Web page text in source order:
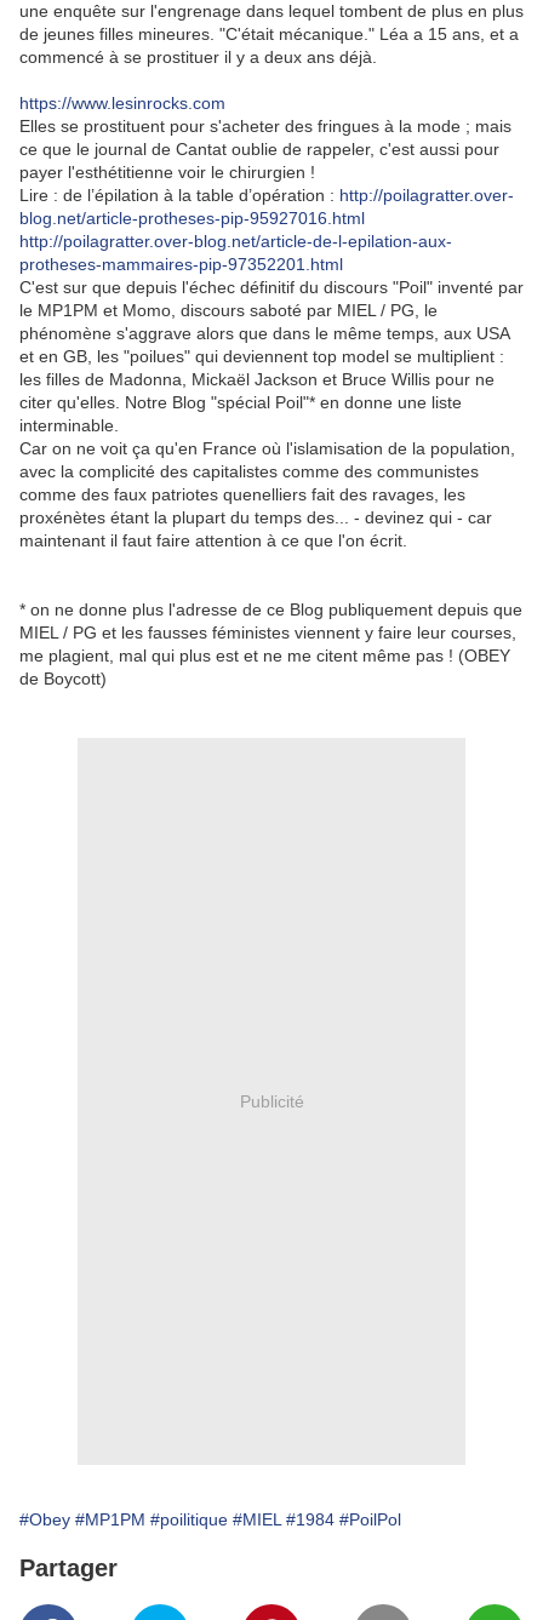
une enquête sur l'engrenage dans lequel tombent de plus en plus
de jeunes filles mineures. "C'était mécanique." Léa a 15 ans, et a
commencé à se prostituer il y a deux ans déjà.
https://www.lesinrocks.com
Elles se prostituent pour s'acheter des fringues à la mode ; mais
ce que le journal de Cantat oublie de rappeler, c'est aussi pour
payer l'esthétitienne voir le chirurgien !
Lire : de l’épilation à la table d’opération : http://poilagratter.over-
blog.net/article-protheses-pip-95927016.html
http://poilagratter.over-blog.net/article-de-l-epilation-aux-
protheses-mammaires-pip-97352201.html
C'est sur que depuis l'échec définitif du discours "Poil" inventé par
le MP1PM et Momo, discours saboté par MIEL / PG, le
phénomène s'aggrave alors que dans le même temps, aux USA
et en GB, les "poilues" qui deviennent top model se multiplient :
les filles de Madonna, Mickaël Jackson et Bruce Willis pour ne
citer qu'elles. Notre Blog "spécial Poil"* en donne une liste
interminable.
Car on ne voit ça qu'en France où l'islamisation de la population,
avec la complicité des capitalistes comme des communistes
comme des faux patriotes quenelliers fait des ravages, les
proxénètes étant la plupart du temps des... - devinez qui - car
maintenant il faut faire attention à ce que l'on écrit.
* on ne donne plus l'adresse de ce Blog publiquement depuis que
MIEL / PG et les fausses féministes viennent y faire leur courses,
me plagient, mal qui plus est et ne me citent même pas ! (OBEY
de Boycott)
Publicité
#Obey #MP1PM #poilitique #MIEL #1984 #PoilPol
Partager